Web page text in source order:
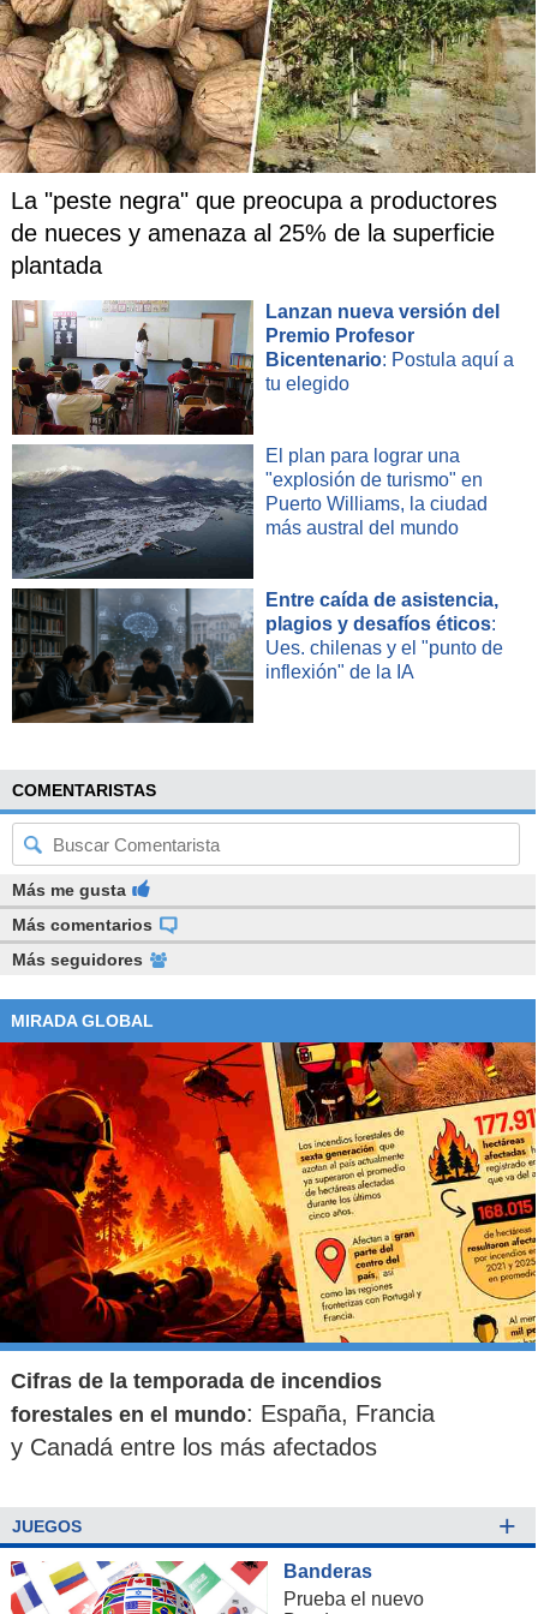
La "peste negra" que preocupa a productores
de nueces y amenaza al 25% de la superficie
plantada
Lanzan nueva versión del
Premio Profesor
Bicentenario: Postula aquí a
tu elegido
El plan para lograr una
"explosión de turismo" en
Puerto Williams, la ciudad
más austral del mundo
Entre caída de asistencia,
plagios y desafíos éticos:
Ues. chilenas y el "punto de
inflexión" de la IA
COMENTARISTAS
Más me gusta
Más comentarios
Más seguidores
MIRADA GLOBAL
Cifras de la temporada de incendios
forestales en el mundo: España, Francia
y Canadá entre los más afectados
JUEGOS +
Banderas
Prueba el nuevo